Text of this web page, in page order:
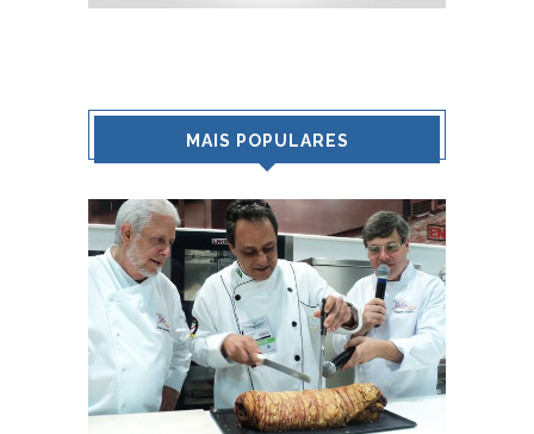
MAIS POPULARES